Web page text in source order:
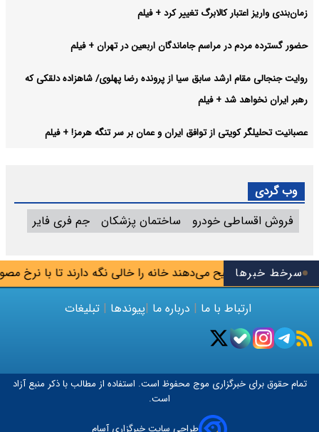
سرخط خبرها
مالکان ترجیح می‌دهند خانه را خالی نگه دارند تا با نرخ مصوب
زمان‌بندی واریز اعتبار کالابرگ تغییر کرد + فیلم
حضور گسترده مردم در مراسم جاماندگان اربعین در تهران + فیلم
روایت جنجالی مقام ارشد سابق سیا از پرونده رضا پهلوی/ شاهزاده دلقکی که
رهبر ایران نخواهد شد + فیلم
عصبانیت تحلیلگر کویتی از توافق ایران و عمان بر سر تنگه هرمز! + فیلم
وب گردی
فروش اقساطی خودرو
ساختمان پزشکان جم فری فایر
ارتباط با ما | درباره ما |پیوندها | تبلیغات
تمام حقوق برای خبرگزاری موج محفوظ است. استفاده از مطالب با ذکر منبع آزاد
است.
طراحی سایت خبرگزاری آسام